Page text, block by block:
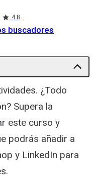
buscadores
4.8
¿Todo
Supera la
este curso y
podrás añadir a
y LinkedIn para